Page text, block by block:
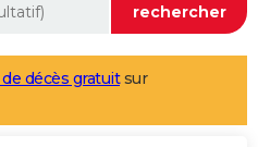
de décès gratuitsur